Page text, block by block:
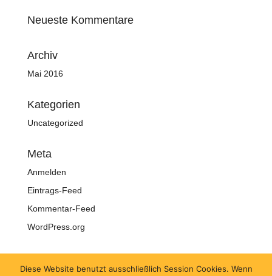
Neueste Kommentare
Archiv
Mai 2016
Kategorien
Uncategorized
Meta
Anmelden
Eintrags-Feed
Kommentar-Feed
WordPress.org
Diese Website benutzt ausschließlich Session Cookies. Wenn